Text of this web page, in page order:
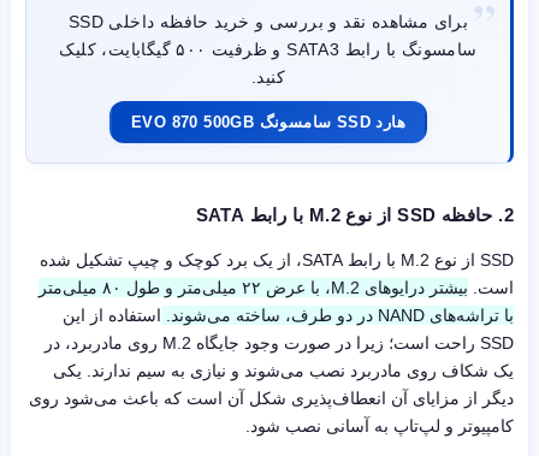
برای مشاهده نقد و بررسی و خرید حافظه داخلی SSD
سامسونگ با رابط SATA3 و ظرفیت ۵۰۰ گیگابایت، کلیک
کنید.
هارد SSD سامسونگ EVO 870 500GB
2. حافظه SSD از نوع M.2 با رابط SATA
SSD از نوع M.2 با رابط SATA، از یک برد کوچک و چیپ تشکیل شده
است.
بیشتر درایوهای M.2، با عرض ۲۲ میلی‌متر و طول ۸۰ میلی‌متر
با تراشه‌های NAND در دو طرف، ساخته می‌شوند.
استفاده از این
SSD راحت است؛ زیرا در صورت وجود جایگاه M.2 روی مادربرد، در
یک شکاف روی مادربرد نصب می‌شوند و نیازی به سیم ندارند. یکی
دیگر از مزایای آن انعطاف‌پذیری شکل آن است که باعث می‌شود روی
کامپیوتر و لپ‌تاپ به آسانی نصب شود.